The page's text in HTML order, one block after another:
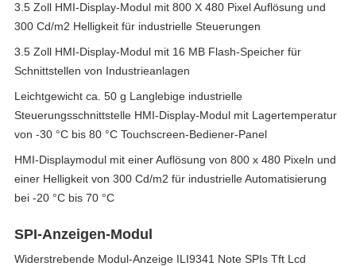
3.5 Zoll HMI-Display-Modul mit 800 X 480 Pixel Auflösung und
300 Cd/m2 Helligkeit für industrielle Steuerungen
3.5 Zoll HMI-Display-Modul mit 16 MB Flash-Speicher für
Schnittstellen von Industrieanlagen
Leichtgewicht ca. 50 g Langlebige industrielle
Steuerungsschnittstelle HMI-Display-Modul mit Lagertemperatur
von -30 °C bis 80 °C Touchscreen-Bediener-Panel
HMI-Displaymodul mit einer Auflösung von 800 x 480 Pixeln und
einer Helligkeit von 300 Cd/m2 für industrielle Automatisierung
bei -20 °C bis 70 °C
SPI-Anzeigen-Modul
Widerstrebende Modul-Anzeige ILI9341 Note SPIs Tft Lcd